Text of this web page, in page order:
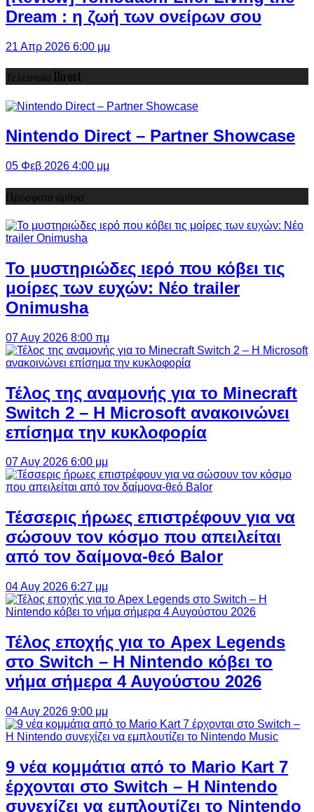
Dream : η ζωή των ονείρων σου
21 Απρ 2026 6:00 μμ
Τελευταίο Direct:
Nintendo Direct – Partner Showcase
05 Φεβ 2026 4:00 μμ
Πρόσφατα άρθρα
Το μυστηριώδες ιερό που κόβει τις
μοίρες των ευχών: Νέο trailer
Onimusha
07 Αυγ 2026 8:00 πμ
Τέλος της αναμονής για το Minecraft
Switch 2 – Η Microsoft ανακοινώνει
επίσημα την κυκλοφορία
07 Αυγ 2026 6:00 μμ
Τέσσερις ήρωες επιστρέφουν για να
σώσουν τον κόσμο που απειλείται
από τον δαίμονα-θεό Balor
04 Αυγ 2026 6:27 μμ
Τέλος εποχής για το Apex Legends
στο Switch – Η Nintendo κόβει το
νήμα σήμερα 4 Αυγούστου 2026
04 Αυγ 2026 9:00 μμ
9 νέα κομμάτια από το Mario Kart 7
έρχονται στο Switch – Η Nintendo
συνεχίζει να εμπλουτίζει το Nintendo